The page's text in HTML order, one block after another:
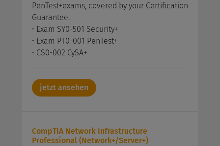
PenTest+exams, covered by your Certification
Guarantee.
• Exam SY0-501 Security+
• Exam PT0-001 PenTest+
• CS0-002 CySA+
jetzt ansehen
CompTIA Network Infrastructure
Professional (Network+/Server+)